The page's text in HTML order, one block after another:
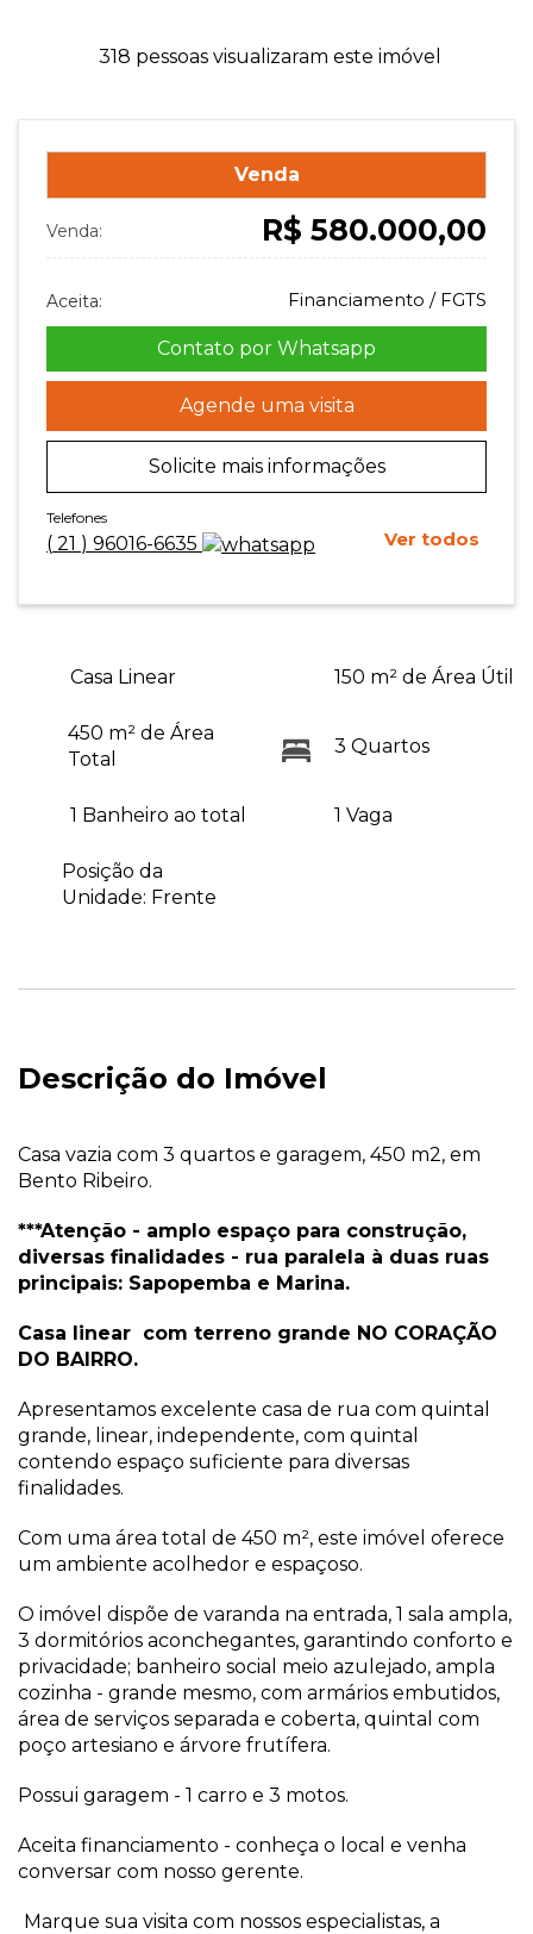
318 pessoas visualizaram este imóvel
Venda
Venda: R$ 580.000,00
Aceita: Financiamento / FGTS
Contato por Whatsapp
Agende uma visita
Solicite mais informações
Telefones
( 21 ) 96016-6635 Ver todos
Casa Linear 150 m² de Área Útil
450 m² de Área
Total
3 Quartos
1 Banheiro ao total 1 Vaga
Posição da
Unidade: Frente
Descrição do Imóvel
Casa vazia com 3 quartos e garagem, 450 m2, em
Bento Ribeiro.
***Atenção - amplo espaço para construção,
diversas finalidades - rua paralela à duas ruas
principais: Sapopemba e Marina.
Casa linear com terreno grande NO CORAÇÃO
DO BAIRRO.
Apresentamos excelente casa de rua com quintal
grande, linear, independente, com quintal
contendo espaço suficiente para diversas
finalidades.
Com uma área total de 450 m², este imóvel oferece
um ambiente acolhedor e espaçoso.
O imóvel dispõe de varanda na entrada, 1 sala ampla,
3 dormitórios aconchegantes, garantindo conforto e
privacidade; banheiro social meio azulejado, ampla
cozinha - grande mesmo, com armários embutidos,
área de serviços separada e coberta, quintal com
poço artesiano e árvore frutífera.
Possui garagem - 1 carro e 3 motos.
Aceita financiamento - conheça o local e venha
conversar com nosso gerente.
Marque sua visita com nossos especialistas, a